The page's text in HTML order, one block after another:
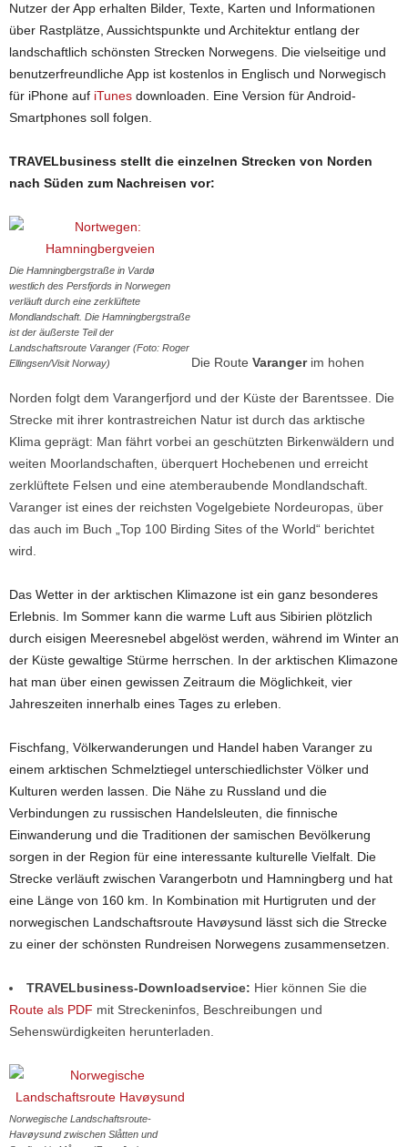
Nutzer der App erhalten Bilder, Texte, Karten und Informationen
über Rastplätze, Aussichtspunkte und Architektur entlang der
landschaftlich schönsten Strecken Norwegens. Die vielseitige und
benutzerfreundliche App ist kostenlos in Englisch und Norwegisch
für iPhone auf iTunes downloaden. Eine Version für Android-
Smartphones soll folgen.
TRAVELbusiness stellt die einzelnen Strecken von Norden
nach Süden zum Nachreisen vor:
Die Hamningbergstraße in Vardø
westlich des Persfjords in Norwegen
verläuft durch eine zerklüftete
Mondlandschaft. Die Hamningbergstraße
ist der äußerste Teil der
Landschaftsroute Varanger (Foto: Roger
Ellingsen/Visit Norway)
Die Route Varangerim hohen
Norden folgt dem Varangerfjord und der Küste der Barentssee. Die
Strecke mit ihrer kontrastreichen Natur ist durch das arktische
Klima geprägt: Man fährt vorbei an geschützten Birkenwäldern und
weiten Moorlandschaften, überquert Hochebenen und erreicht
zerklüftete Felsen und eine atemberaubende Mondlandschaft.
Varanger ist eines der reichsten Vogelgebiete Nordeuropas, über
das auch im Buch „Top 100 Birding Sites of the World“ berichtet
wird.
Das Wetter in der arktischen Klimazone ist ein ganz besonderes
Erlebnis. Im Sommer kann die warme Luft aus Sibirien plötzlich
durch eisigen Meeresnebel abgelöst werden, während im Winter an
der Küste gewaltige Stürme herrschen. In der arktischen Klimazone
hat man über einen gewissen Zeitraum die Möglichkeit, vier
Jahreszeiten innerhalb eines Tages zu erleben.
Fischfang, Völkerwanderungen und Handel haben Varanger zu
einem arktischen Schmelztiegel unterschiedlichster Völker und
Kulturen werden lassen. Die Nähe zu Russland und die
Verbindungen zu russischen Handelsleuten, die finnische
Einwanderung und die Traditionen der samischen Bevölkerung
sorgen in der Region für eine interessante kulturelle Vielfalt. Die
Strecke verläuft zwischen Varangerbotn und Hamningberg und hat
eine Länge von 160 km. In Kombination mit Hurtigruten und der
norwegischen Landschaftsroute Havøysund lässt sich die Strecke
zu einer der schönsten Rundreisen Norwegens zusammensetzen.
TRAVELbusiness-Downloadservice: Hier können Sie die
Route als PDF mit Streckeninfos, Beschreibungen und
Sehenswürdigkeiten herunterladen.
Norwegische Landschaftsroute-
Havøysund zwischen Slåtten und